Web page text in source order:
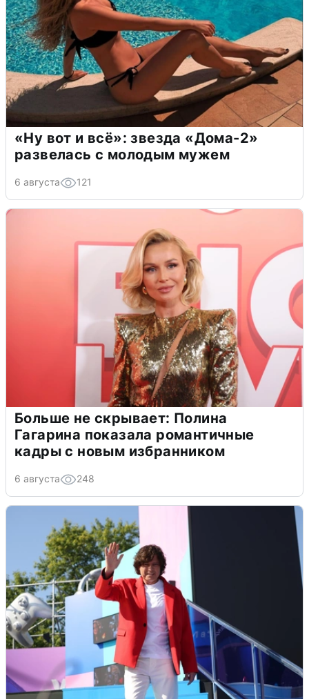
«Ну вот и всё»: звезда «Дома-2»
развелась с молодым мужем
6 августа 121
Больше не скрывает: Полина
Гагарина показала романтичные
кадры с новым избранником
6 августа 248